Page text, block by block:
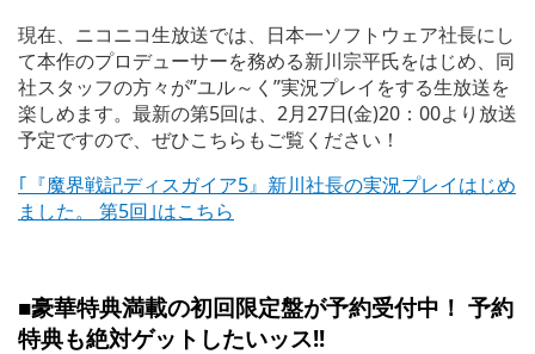
現在、ニコニコ生放送では、日本一ソフトウェア社長にし
て本作のプロデューサーを務める新川宗平氏をはじめ、同
社スタッフの方々が”ユル～く”実況プレイをする生放送を
楽しめます。最新の第5回は、2月27日(金)20：00より放送
予定ですので、ぜひこちらもご覧ください！
｢『魔界戦記ディスガイア5』新川社長の実況プレイはじめ
ました。 第5回｣はこちら
■豪華特典満載の初回限定盤が予約受付中！ 予約
特典も絶対ゲットしたいッス!!